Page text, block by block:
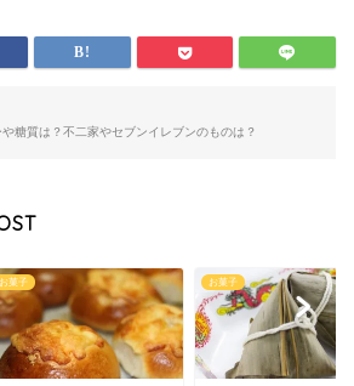
糖質は？不二家やセブンイレブンのものは？
お菓子 お菓子